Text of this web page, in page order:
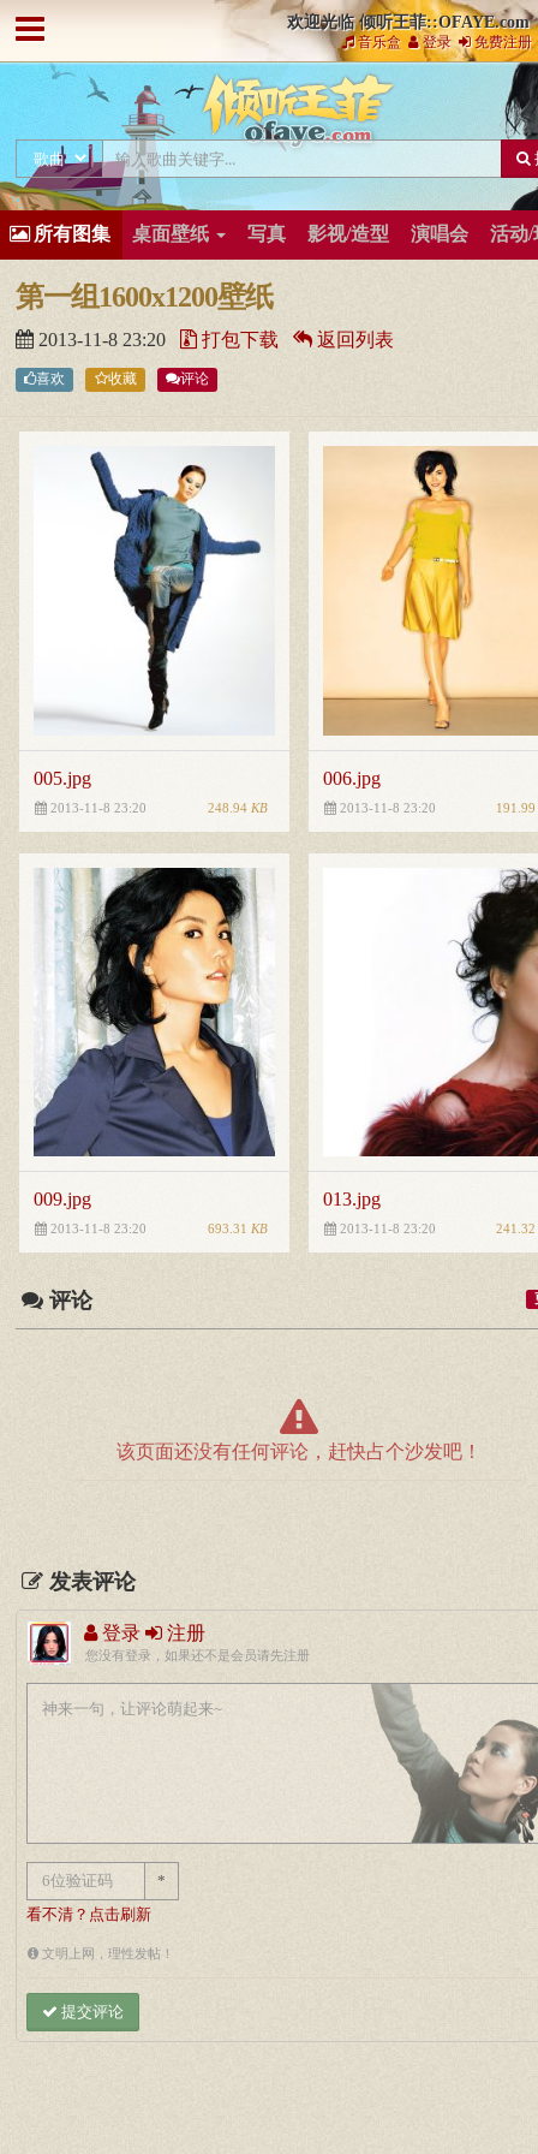
欢迎光临 倾听王菲::OFAYE.com
音乐盒 登录 免费注册
所有图集 桌面壁纸 写真 影视/造型 演唱会 活动/
第一组1600x1200壁纸
2013-11-8 23:20 打包下载 返回列表
喜欢 收藏 评论
005.jpg
2013-11-8 23:20 248.94 KB
006.jpg
2013-11-8 23:20 191.99
009.jpg
2013-11-8 23:20 693.31 KB
013.jpg
2013-11-8 23:20 241.32
评论
该页面还没有任何评论，赶快占个沙发吧！
发表评论
登录 注册
您没有登录，如果还不是会员请先注册
*
看不清？点击刷新
文明上网，理性发帖！
提交评论